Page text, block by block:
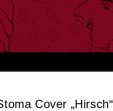
Cover „Hirsch“